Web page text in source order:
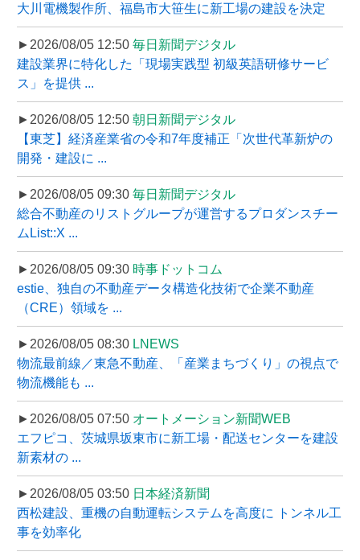
大川電機製作所、福島市大笹生に新工場の建設を決定
►2026/08/05 12:50 毎日新聞デジタル
建設業界に特化した「現場実践型 初級英語研修サービ
ス」を提供 ...
►2026/08/05 12:50 朝日新聞デジタル
【東芝】経済産業省の令和7年度補正「次世代革新炉の
開発・建設に ...
►2026/08/05 09:30 毎日新聞デジタル
総合不動産のリストグループが運営するプロダンスチー
ムList::X ...
►2026/08/05 09:30 時事ドットコム
estie、独自の不動産データ構造化技術で企業不動産
（CRE）領域を ...
►2026/08/05 08:30 LNEWS
物流最前線／東急不動産、「産業まちづくり」の視点で
物流機能も ...
►2026/08/05 07:50 オートメーション新聞WEB
エフピコ、茨城県坂東市に新工場・配送センターを建設
新素材の ...
►2026/08/05 03:50 日本経済新聞
西松建設、重機の自動運転システムを高度に トンネル工
事を効率化